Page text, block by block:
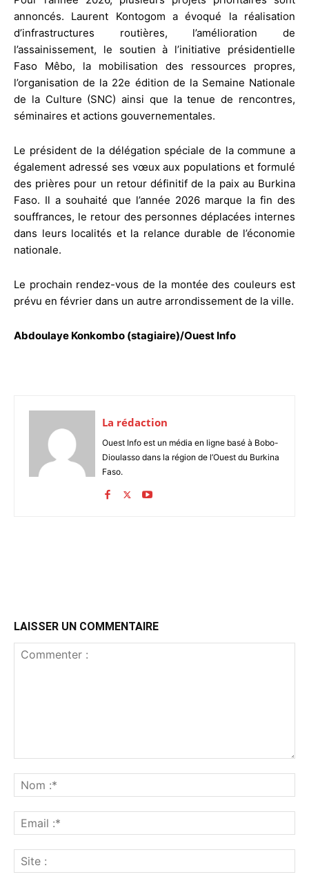
annoncés. Laurent Kontogom a évoqué la réalisation
d’infrastructures routières, l’amélioration de
l’assainissement, le soutien à l’initiative présidentielle
Faso Mêbo, la mobilisation des ressources propres,
l’organisation de la 22e édition de la Semaine Nationale
de la Culture (SNC) ainsi que la tenue de rencontres,
séminaires et actions gouvernementales.
Le président de la délégation spéciale de la commune a
également adressé ses vœux aux populations et formulé
des prières pour un retour définitif de la paix au Burkina
Faso. Il a souhaité que l’année 2026 marque la fin des
souffrances, le retour des personnes déplacées internes
dans leurs localités et la relance durable de l’économie
nationale.
Le prochain rendez-vous de la montée des couleurs est
prévu en février dans un autre arrondissement de la ville.
Abdoulaye Konkombo (stagiaire)/Ouest Info
La rédaction
Ouest Info est un média en ligne basé à Bobo-
Dioulasso dans la région de l’Ouest du Burkina
Faso.
LAISSER UN COMMENTAIRE
:*
:*
: